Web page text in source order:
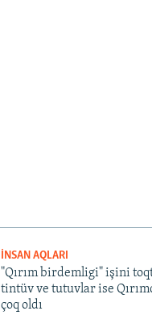
İNSAN AQLARI
"Qırım birdemligi" işini
tintüv ve tutuvlar ise
çoq oldı